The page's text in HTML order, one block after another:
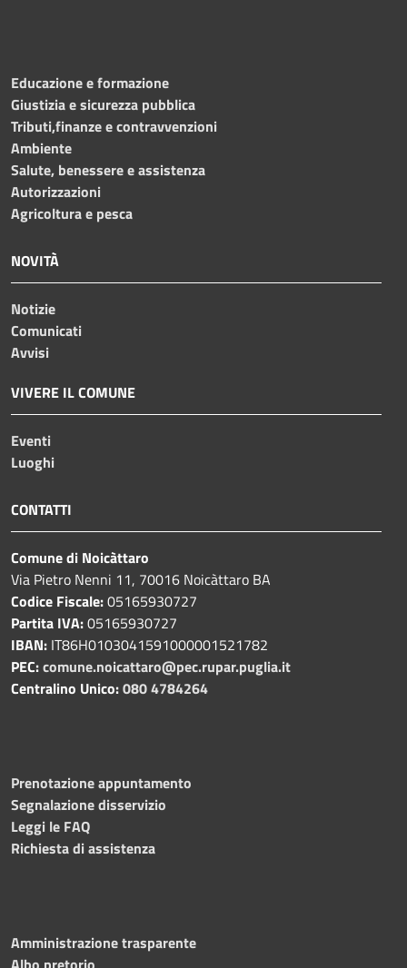
Educazione e formazione
Giustizia e sicurezza pubblica
Tributi,finanze e contravvenzioni
Ambiente
Salute, benessere e assistenza
Autorizzazioni
Agricoltura e pesca
NOVITÀ
Notizie
Comunicati
Avvisi
VIVERE IL COMUNE
Eventi
Luoghi
CONTATTI
Comune di Noicàttaro
Via Pietro Nenni 11, 70016 Noicàttaro BA
Codice Fiscale:05165930727
Partita IVA:05165930727
IBAN: IT86H0103041591000001521782
PEC:comune.noicattaro@pec.rupar.puglia.it
Centralino Unico:080 4784264
Prenotazione appuntamento
Segnalazione disservizio
Leggi le FAQ
Richiesta di assistenza
Amministrazione trasparente